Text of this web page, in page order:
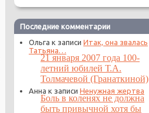
Последние комментарии
Ольга к записи Итак, она звалась
Татьяна…
21 января 2007 года 100-
летний юбилей Т.А.
Толмачевой (Гранаткиной)
Анна к записи Ненужная жертва
Боль в коленях не должна
быть привычной хотя бы